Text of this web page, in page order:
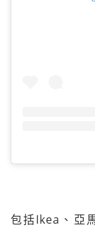
包括Ikea、亞